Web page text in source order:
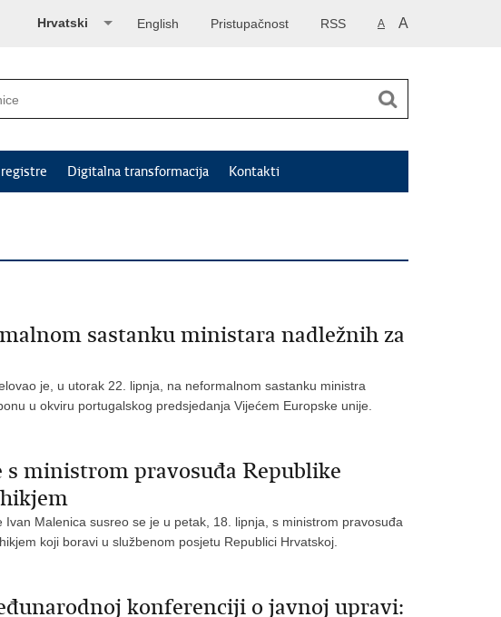
A A
RSS
Pristupačnost
English
Hrvatski
Digitalna transformacija Kontakti
sastanku ministara nadležnih za
je, u utorak 22. lipnja, na neformalnom sastanku ministra
u okviru portugalskog predsjedanja Vijećem Europske unije.
ministrom pravosuđa Republike
Malenica susreo se je u petak, 18. lipnja, s ministrom pravosuđa
koji boravi u službenom posjetu Republici Hrvatskoj.
konferenciji o javnoj upravi: